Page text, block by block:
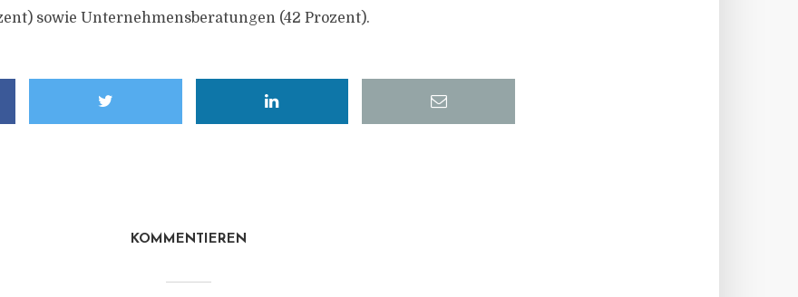
sowie Unternehmensberatungen (42 Prozent).
KOMMENTIEREN